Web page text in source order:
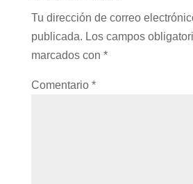
Tu dirección de correo
publicada. Los campos
marcados con *
Comentario *